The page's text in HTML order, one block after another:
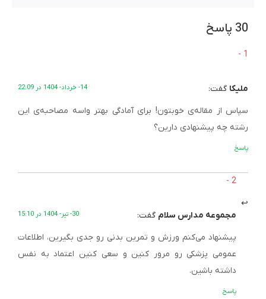
30 پاسخ
ملیکا گفت: 14- خرداد- 1404 در 22:09
سپاس از مقاله‌ی خوبتون! برای آمادگی بهتر واسه مصاحبه‌ی این
رشته چه پیشنهادی دارین؟
پاسخ
مجموعه مدارس سلام گفت: 30- تیر- 1404 در 15:10
پیشنهاد می‌کنم ورزش و تمرین بدنی رو جدی بگیرین، اطلاعات
عمومی پزشکی رو مرور کنین و سعی کنین اعتماد به نفس
داشته باشین.
پاسخ